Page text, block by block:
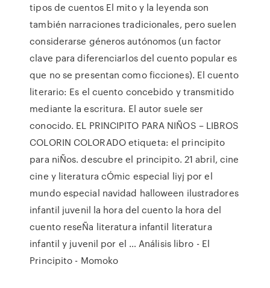
tipos de cuentos El mito y la leyenda son
también narraciones tradicionales, pero suelen
considerarse géneros autónomos (un factor
clave para diferenciarlos del cuento popular es
que no se presentan como ficciones). El cuento
literario: Es el cuento concebido y transmitido
mediante la escritura. El autor suele ser
conocido. EL PRINCIPITO PARA NIÑOS – LIBROS
COLORIN COLORADO etiqueta: el principito
para niÑos. descubre el principito. 21 abril, cine
cine y literatura cÓmic especial liyj por el
mundo especial navidad halloween ilustradores
infantil juvenil la hora del cuento la hora del
cuento reseÑa literatura infantil literatura
infantil y juvenil por el … Análisis libro - El
Principito - Momoko